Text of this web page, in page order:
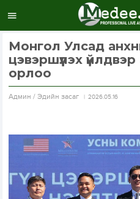
Монгол Улсад
цэвэршүүлэх
орлоо
Aдмин / Эдийн засаг 2026.05.16